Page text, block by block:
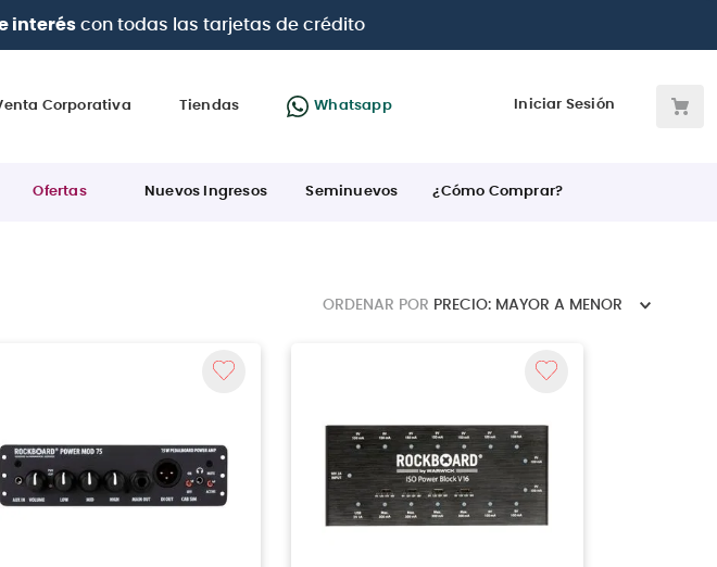
Corporativa Tiendas Whatsapp Iniciar Sesión
Ofertas Nuevos Ingresos Seminuevos ¿Cómo Comprar?
ORDENAR POR PRECIO: MAYOR A MENOR